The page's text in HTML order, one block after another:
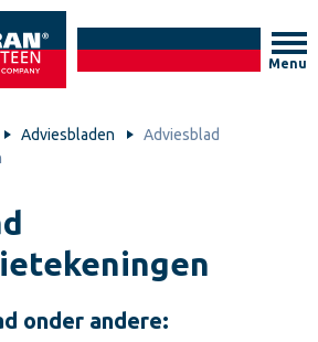
Menu
Adviesbladen
Adviesblad
onder andere: